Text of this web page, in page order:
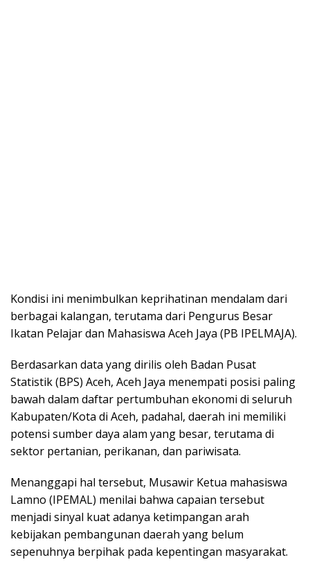
Kondisi ini menimbulkan keprihatinan mendalam dari
berbagai kalangan, terutama dari Pengurus Besar
Ikatan Pelajar dan Mahasiswa Aceh Jaya (PB IPELMAJA).
Berdasarkan data yang dirilis oleh Badan Pusat
Statistik (BPS) Aceh, Aceh Jaya menempati posisi paling
bawah dalam daftar pertumbuhan ekonomi di seluruh
Kabupaten/Kota di Aceh, padahal, daerah ini memiliki
potensi sumber daya alam yang besar, terutama di
sektor pertanian, perikanan, dan pariwisata.
Menanggapi hal tersebut, Musawir Ketua mahasiswa
Lamno (IPEMAL) menilai bahwa capaian tersebut
menjadi sinyal kuat adanya ketimpangan arah
kebijakan pembangunan daerah yang belum
sepenuhnya berpihak pada kepentingan masyarakat.